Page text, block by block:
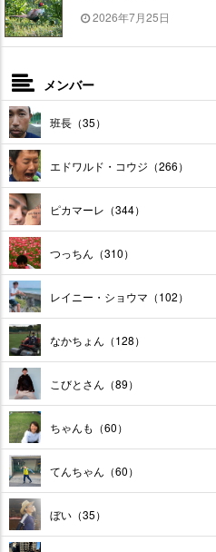
2026年7月25日
メンバー
班長（35）
エドワルド・コウジ（266）
ピカマーレ（344）
つっちん（310）
レイニー・ショウマ（102）
なかちょん（128）
こびとさん（89）
ちゃんも（60）
てんちゃん（60）
ぼい（35）